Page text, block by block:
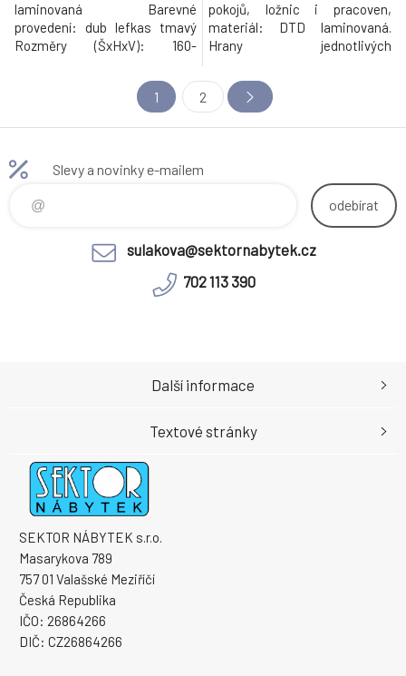
laminovaná Barevné
provedení: dub lefkas tmavý
Rozměry (ŠxHxV): 160-
materiálu: 36 mm Dodávané v
demontu. Hmotnost: 72kg
pokojů, ložnic i pracoven,
materiál: DTD laminovaná.
Hrany jednotlivých
vroubkovanou lištou. Barevné
provedení: dub sonoma.
Rozměry (ŠxVxH): 160x77x90
1 2
Slevy a novinky e-mailem
odebírat
sulakova@sektornabytek.cz
702 113 390
SEKTOR NÁBYTEK s.r.o.
Masarykova 789
757 01 Valašské Meziříčí
Česká Republika
IČO: 26864266
DIČ: CZ26864266
Další informace
Textové stránky